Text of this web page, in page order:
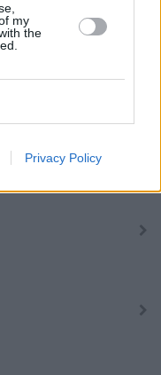
my
the
Privacy Policy